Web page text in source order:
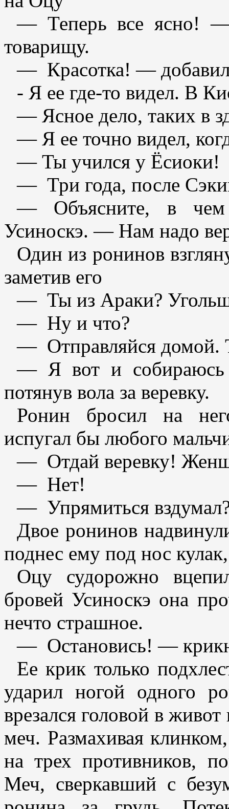
— Теперь все ясно! —
товарищу.
— Красотка! — добавил
- Я ее где-то видел. В
— Ясное дело, таких в
— Я ее точно видел,
— Ты учился у Ёсиоки!
— Три года, после
— Объясните, в чем
Усиноскэ. — Нам надо
Один из ронинов
заметив его
— Ты из Араки?
— Ну и что?
— Отправляйся домой.
— Я вот и собираюсь
потянув вола за веревку.
Ронин бросил на
испугал бы любого
— Отдай веревку!
— Нет!
— Упрямиться
Двое ронинов
поднес ему под нос
Оцу судорожно
бровей Усиноскэ она
нечто страшное.
— Остановись! —
Ее крик только
ударил ногой одного
врезался головой в
меч. Размахивая
на трех противников,
Меч, сверкавший с